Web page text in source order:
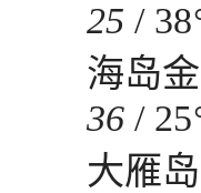
25 /38
海岛
36 /25
大雁